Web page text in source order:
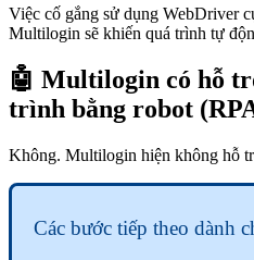
Việc cố gắng sử dụng WebDriver
Multilogin sẽ khiến quá trình tự
🤖 Multilogin có hỗ
trình bằng robot
Không. Multilogin hiện không hỗ
Các bước tiếp theo dành